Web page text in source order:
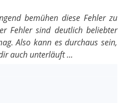
bemühen diese Fehler zu
Fehler sind deutlich beliebter
Also kann es durchaus sein,
auch unterläuft ...